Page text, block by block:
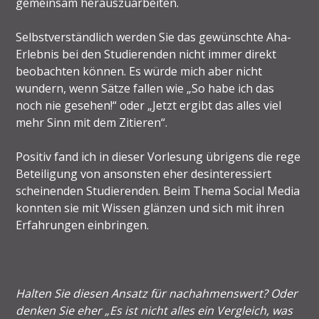
Selbstverständlich werden Sie das gewünschte Aha-
Erlebnis bei den Studierenden nicht immer direkt
beobachten können. Es würde mich aber nicht
wundern, wenn Sätze fallen wie „So habe ich das
noch nie gesehen!“ oder „Jetzt ergibt das alles viel
mehr Sinn mit dem Zitieren“.
Positiv fand ich in dieser Vorlesung übrigens die rege
Beteiligung von ansonsten eher desinteressiert
scheinenden Studierenden. Beim Thema Social Media
konnten sie mit Wissen glänzen und sich mit ihren
Erfahrungen einbringen.
Halten Sie diesen Ansatz für nachahmenswert? Oder
denken Sie eher „Es ist nicht alles ein Vergleich, was